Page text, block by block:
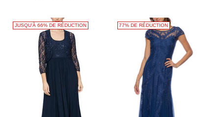
JUSQU'À 66% DE RÉDUCTION 77% DE RÉDUCTION